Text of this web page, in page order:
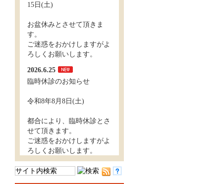
15日(土)
お盆休みとさせて頂きま
す。
ご迷惑をおかけしますがよ
ろしくお願いします。
2026.6.25
臨時休診のお知らせ
令和8年8月8日(土)
都合により、臨時休診とさ
せて頂きます。
ご迷惑をおかけしますがよ
ろしくお願いします。